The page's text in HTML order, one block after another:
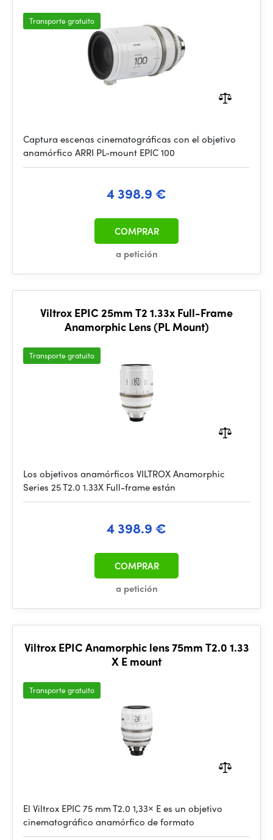
Transporte gratuito
Captura escenas cinematográficas con el objetivo
anamórfico ARRI PL-mount EPIC 100
4 398.9 €
a petición
COMPRAR
Viltrox EPIC 25mm T2 1.33x Full-Frame
Anamorphic Lens (PL Mount)
Transporte gratuito
Los objetivos anamórficos VILTROX Anamorphic
Series 25 T2.0 1.33X Full-frame están
4 398.9 €
a petición
COMPRAR
Viltrox EPIC Anamorphic lens 75mm T2.0 1.33
X E mount
Transporte gratuito
El Viltrox EPIC 75 mm T2.0 1,33× E es un objetivo
cinematográfico anamórfico de formato